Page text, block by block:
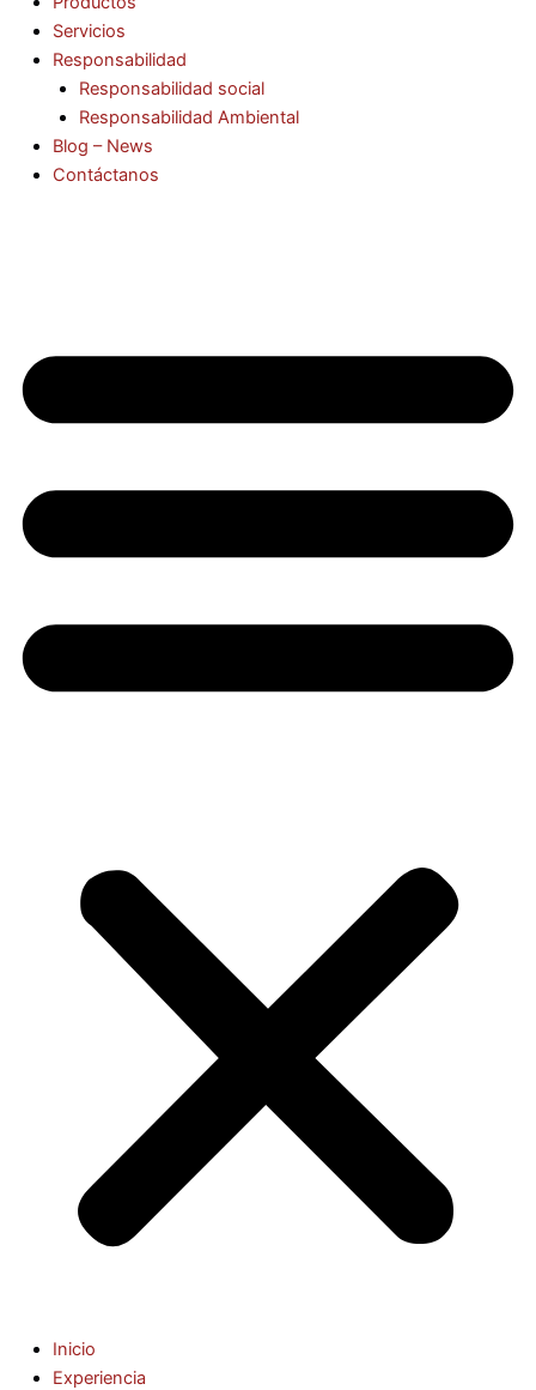
Servicios
Responsabilidad
Responsabilidad social
Responsabilidad Ambiental
Blog – News
Contáctanos
Inicio
Experiencia